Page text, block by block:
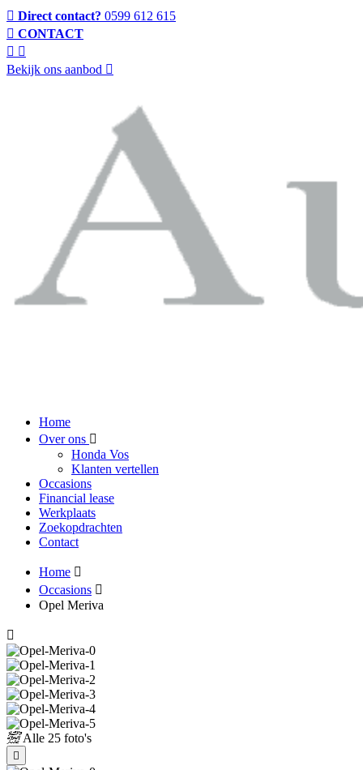
Direct contact? 0599 612 615
CONTACT
Bekijk ons aanbod
Home
Over ons
Honda Vos
Klanten vertellen
Occasions
Financial lease
Werkplaats
Zoekopdrachten
Contact
Home
Occasions
Opel Meriva
Alle 25 foto's